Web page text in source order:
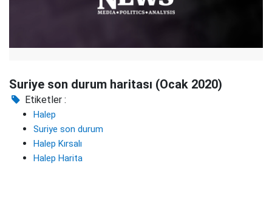
Suriye son durum haritası (Ocak 2020)
Etiketler :
Halep
Suriye son durum
Halep Kırsalı
Halep Harita